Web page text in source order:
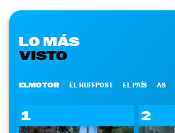
LO MÁS
VISTO
ELMOTOR EL HUFFPOST EL PAÍS AS
1 2